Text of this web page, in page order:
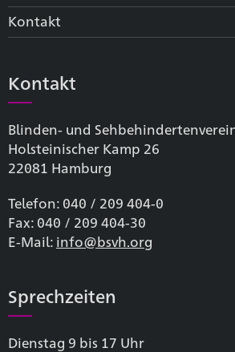
Kontakt
Kontakt
Blinden- und
Holsteinischer Kamp 26
22081 Hamburg
Telefon: 040 / 209 404-0
Fax: 040 / 209 404-30
E-Mail: info@bsvh.org
Sprechzeiten
Dienstag 9 bis 17 Uhr